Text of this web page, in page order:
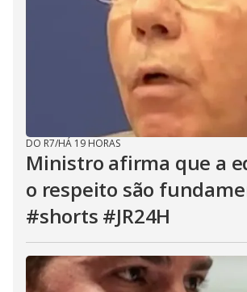
DO R7/HÁ 19 HORAS
Ministro afirma que a
o respeito são
#shorts #JR24H